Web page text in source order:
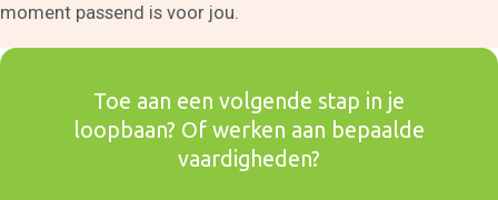
Hoogalertheid
Maak kennis met Judith
Maak kennis met Arjen
Alles is communicatie
Relatievaardigheden
moment passend is voor jou.
Toe aan een volgende stap in je
loopbaan? Of werken aan bepaalde
vaardigheden?